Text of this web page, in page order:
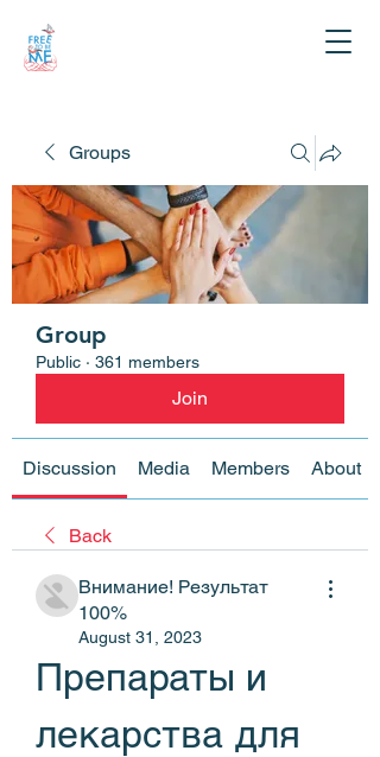
Groups
Group
Public · 361 members
Join
Discussion Media Members About
Back
Внимание! Результат
100%
August 31, 2023
Препараты и
лекарства для